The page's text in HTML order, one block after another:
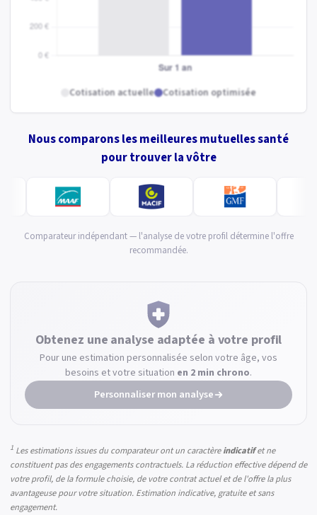
Cotisation actuelle Cotisation optimisée
Nous comparons les meilleures mutuelles santé
pour trouver la vôtre
Comparateur indépendant — l'analyse de votre profil détermine l'offre
recommandée.
Obtenez une analyse adaptée à votre profil
Pour une estimation personnalisée selon votre âge, vos
besoins et votre situation en 2 min chrono.
Personnaliser mon analyse
1 Les estimations issues du comparateur ont un caractèreindicatifet ne
constituent pas des engagements contractuels. La réduction effective dépend de
votre profil, de la formule choisie, de votre contrat actuel et de l'offre la plus
avantageuse pour votre situation. Estimation indicative, gratuite et sans
engagement.